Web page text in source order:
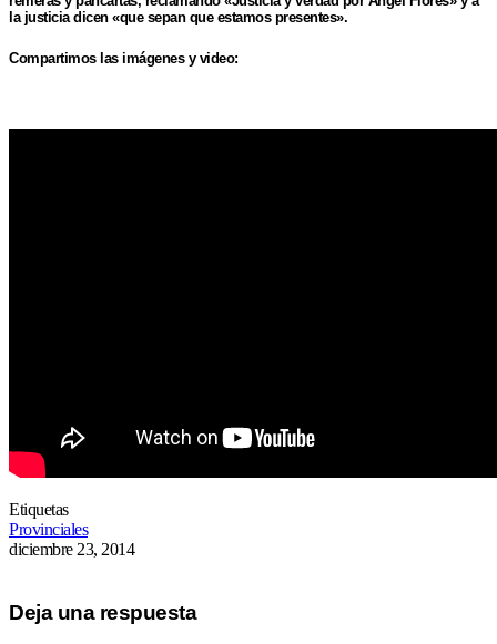
la justicia dicen «que sepan que estamos presentes».
Compartimos las imágenes y video:
Etiquetas
Provinciales
diciembre 23, 2014
Deja una respuesta